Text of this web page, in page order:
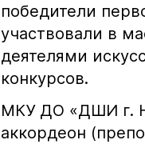
победители
участвовали в
деятелями
конкурсов.
МКУ ДО «ДШИ г.
аккордеон